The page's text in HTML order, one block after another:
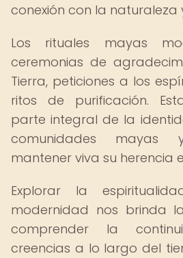
conexión con la naturaleza
Los rituales mayas
ceremonias de
Tierra, peticiones a los
ritos de purificación.
parte integral de la
comunidades mayas
mantener viva su herencia
Explorar la
modernidad nos brinda
comprender la
creencias a lo largo del